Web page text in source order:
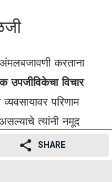
करताना
उपजीविकेचा विचार
परिणाम
त्यांनी नमूद
SHARE